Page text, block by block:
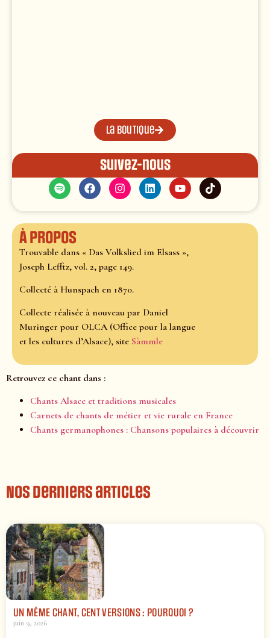
La boutique
Suivez-nous
À propos
Trouvable dans « Das Volkslied im Elsass »,
Joseph Lefftz, vol. 2, page 149.
Collecté à Hunspach en 1870.
Collecte réalisée à nouveau par Daniel
Muringer pour OLCA (Office pour la langue
et les cultures d’Alsace), site Sàmmle
Retrouvez ce chant dans :
Chants Alsace et traditions musicales
Carnets de chants de métier et vie rurale en France
Chants germanophones : Chansons populaires à découvrir
Nos derniers articles
UN MÊME CHANT, CENT VERSIONS : POURQUOI ?
juin 9, 2026